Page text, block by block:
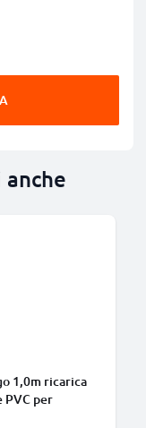
1,0m ricarica
PVC per